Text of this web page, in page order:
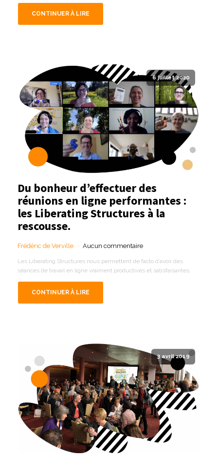
CONTINUER À LIRE
6 juillet 2020
Du bonheur d’effectuer des
réunions en ligne performantes :
les Liberating Structures à la
rescousse.
Frédéric de Verville Aucun commentaire
Les Liberating Structures nous permettent de facto d’avoir des
séances de travail en ligne vraiment productives et satisfaisantes.
CONTINUER À LIRE
3 avril 2019